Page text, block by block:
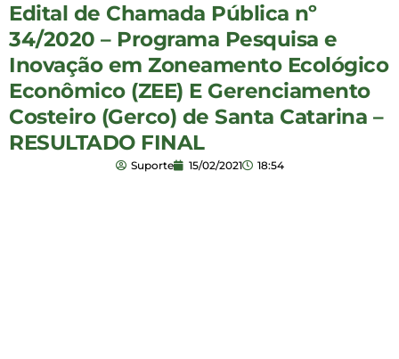
Edital de Chamada Pública nº
34/2020 – Programa Pesquisa e
Inovação em Zoneamento Ecológico
Econômico (ZEE) E Gerenciamento
Costeiro (Gerco) de Santa Catarina –
RESULTADO FINAL
Suporte 15/02/2021 18:54